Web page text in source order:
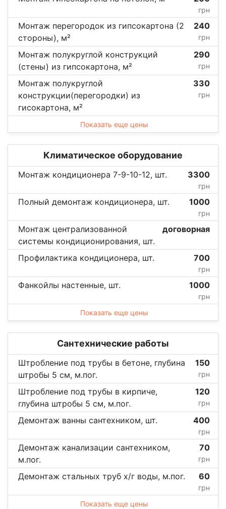
грн
Монтаж перегородок из гипсокартона (2
стороны), м²
240
грн
Монтаж полукруглой конструкций
(стены) из гипсокартона, м²
290
грн
Монтаж полукруглой
конструкции(перегородки) из
гисокартона, м²
330
грн
Показать еще цены
Климатическое оборудование
Монтаж кондиционера 7-9-10-12, шт. 3300
грн
Полный демонтаж кондиционера, шт. 1000
грн
Монтаж централизованной
системы кондиционирования, шт.
договорная
Профилактика кондиционера, шт. 700
грн
Фанкойлы настенные, шт. 1000
грн
Показать еще цены
Сантехнические работы
Штробление под трубы в бетоне, глубина
штробы 5 см, м.пог.
150
грн
Штробление под трубы в кирпиче,
глубина штробы 5 см, м.пог.
120
грн
Демонтаж ванны сантехником, шт. 400
грн
Демонтаж канализации сантехником,
м.пог.
70
грн
Демонтаж стальных труб х/г воды, м.пог. 60
грн
Показать еще цены